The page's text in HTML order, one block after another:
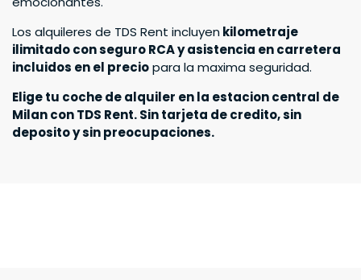
Los alquileres de TDS Rent incluyenkilometraje
ilimitado con seguro RCA y asistencia en carretera
incluidos en el preciopara la maxima seguridad.
Elige tu coche de alquiler en la estacion central de
Milan con TDS Rent. Sin tarjeta de credito, sin
deposito y sin preocupaciones.
Conductor mayor de 20 años
Soy un socio de TDS Rent
Buscar autos